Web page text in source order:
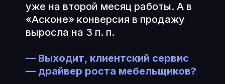
уже на второй месяц работы. А в
«Асконе» конверсия в продажу
выросла на 3 п. п.
— Выходит, клиентский сервис
— драйвер роста мебельщиков?